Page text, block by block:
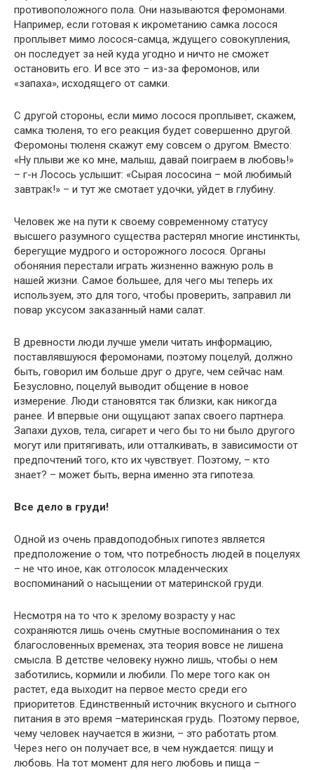
противоположного пола. Они называются феромонами.
Например, если готовая к икрометанию самка лосося
проплывет мимо лосося-самца, ждущего совокупления,
он последует за ней куда угодно и ничто не сможет
остановить его. И все это – из-за феромонов, или
«запаха», исходящего от самки.
С другой стороны, если мимо лосося проплывет, скажем,
самка тюленя, то его реакция будет совершенно другой.
Феромоны тюленя скажут ему совсем о другом. Вместо:
«Ну плыви же ко мне, малыш, давай поиграем в любовь!»
– г-н Лосось услышит: «Сырая лососина – мой любимый
завтрак!» – и тут же смотает удочки, уйдет в глубину.
Человек же на пути к своему современному статусу
высшего разумного существа растерял многие инстинкты,
берегущие мудрого и осторожного лосося. Органы
обоняния перестали играть жизненно важную роль в
нашей жизни. Самое большее, для чего мы теперь их
используем, это для того, чтобы проверить, заправил ли
повар уксусом заказанный нами салат.
В древности люди лучше умели читать информацию,
поставлявшуюся феромонами, поэтому поцелуй, должно
быть, говорил им больше друг о друге, чем сейчас нам.
Безусловно, поцелуй выводит общение в новое
измерение. Люди становятся так близки, как никогда
ранее. И впервые они ощущают запах своего партнера.
Запахи духов, тела, сигарет и чего бы то ни было другого
могут или притягивать, или отталкивать, в зависимости от
предпочтений того, кто их чувствует. Поэтому, – кто
знает? – может быть, верна именно эта гипотеза.
Все дело в груди!
Одной из очень правдоподобных гипотез является
предположение о том, что потребность людей в поцелуях
– не что иное, как отголосок младенческих
воспоминаний о насыщении от материнской груди.
Несмотря на то что к зрелому возрасту у нас
сохраняются лишь очень смутные воспоминания о тех
благословенных временах, эта теория вовсе не лишена
смысла. В детстве человеку нужно лишь, чтобы о нем
заботились, кормили и любили. По мере того как он
растет, еда выходит на первое место среди его
приоритетов. Единственный источник вкусного и сытного
питания в это время –материнская грудь. Поэтому первое,
чему человек научается в жизни, – это работать ртом.
Через него он получает все, в чем нуждается: пищу и
любовь. На тот момент для него любовь и пища –